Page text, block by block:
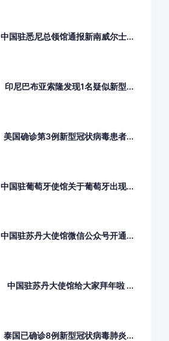
中国驻悉尼总领馆通报新南威尔士...
印尼巴布亚索隆发现1名疑似新型...
美国确诊第3例新型冠状病毒患者...
中国驻葡萄牙使馆关于葡萄牙出现...
中国驻苏丹大使馆微信公众号开通...
中国驻苏丹大使馆给大家拜年啦 ...
泰国已确诊8例新型冠状病毒肺炎...